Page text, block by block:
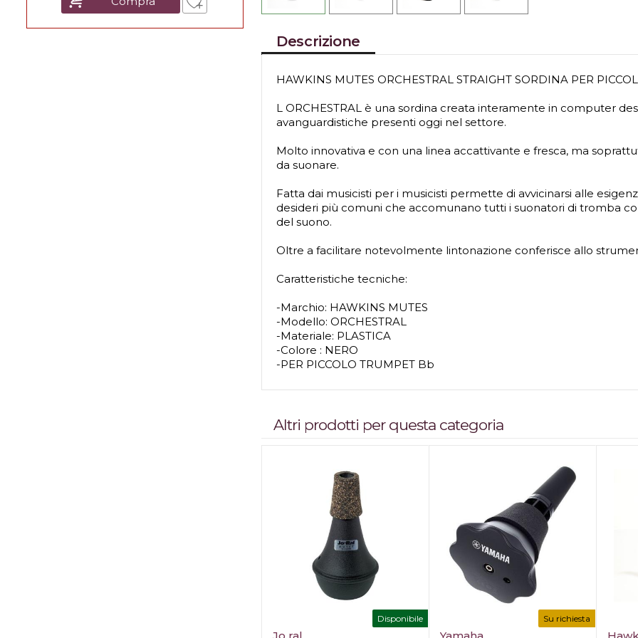
Descrizione
HAWKINS MUTES ORCHESTRAL STRAIGHT SORDINA PER
L ORCHESTRAL è una sordina creata interamente in computer
avanguardistiche presenti oggi nel settore.
Molto innovativa e con una linea accattivante e fresca, ma
da suonare.
Fatta dai musicisti per i musicisti permette di avvicinarsi alle
desideri più comuni che accomunano tutti i suonatori di tromba
del suono.
Oltre a facilitare notevolmente lintonazione conferisce allo
Caratteristiche tecniche:
-Marchio: HAWKINS MUTES
-Modello: ORCHESTRAL
-Materiale: PLASTICA
-Colore : NERO
-PER PICCOLO TRUMPET Bb
Altri prodotti per questa categoria
Disponibile Su richiesta